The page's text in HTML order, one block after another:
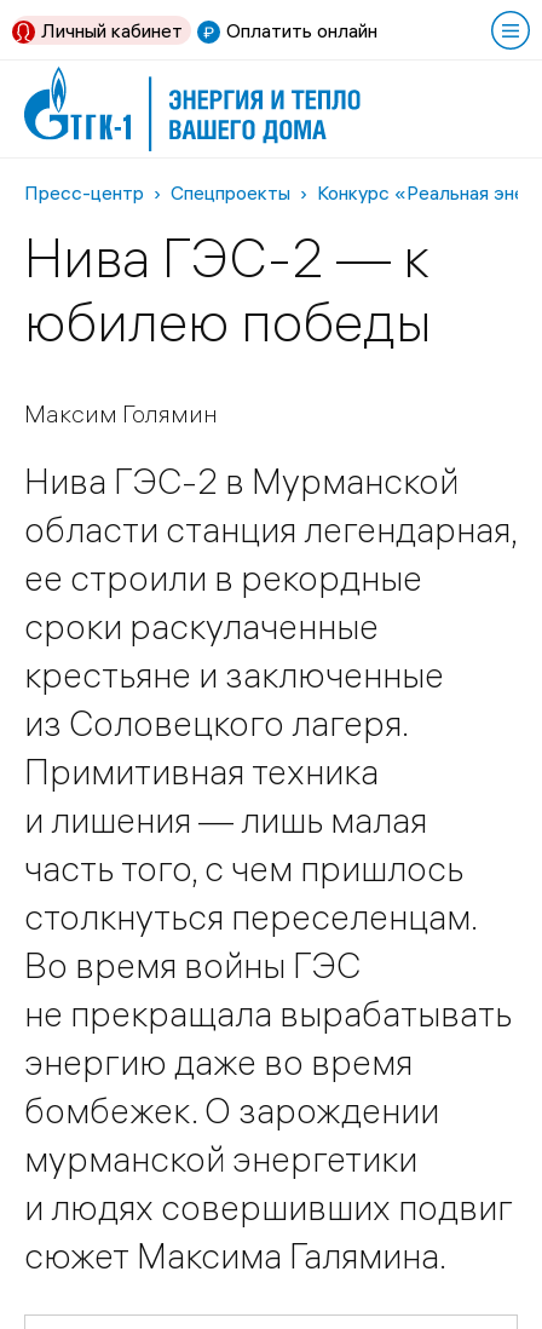
Оплатить онлайн
Личный кабинет
Пресс-центр Спецпроекты Конкурс «Реальная
Нива ГЭС-2 — к
юбилею победы
Максим Голямин
Нива ГЭС-2 в Мурманской
области станция легендарная,
ее строили в рекордные
сроки раскулаченные
крестьяне и заключенные
из Соловецкого лагеря.
Примитивная техника
и лишения — лишь малая
часть того, с чем пришлось
столкнуться переселенцам.
Во время войны ГЭС
не прекращала вырабатывать
энергию даже во время
бомбежек. О зарождении
мурманской энергетики
и людях совершивших подвиг
сюжет Максима Галямина.